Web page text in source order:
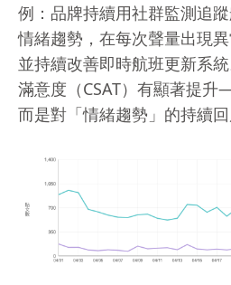
例：品牌持續用社群監測追
情緒趨勢，在每次聲量出現
並持續改善即時航班更新系
滿意度（CSAT）有顯著提
而是對「情緒趨勢」的持續回